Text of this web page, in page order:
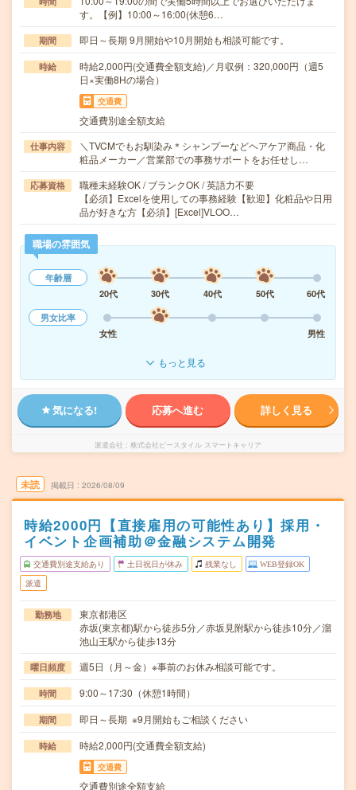
す。【例】10:00～16:00(休憩6…
期間 即日～長期 9月開始や10月開始も相談可能です。
時給
時給2,000円(交通費全額支給)／月収例：320,000円（週5
日×実働8Hの場合）
交通費
交通費別途全額支給
仕事内容
＼TVCMでもお馴染み＊シャンプーなどヘアケア商品・化
粧品メーカー／営業部での事務サポートをお任せし…
応募資格
職種未経験OK / ブランクOK / 英語力不要
【必須】Excelを使用しての事務経験【歓迎】化粧品や日用
品が好きな方【必須】[Excel]VLOO…
職場の雰囲気
年齢層
20代
30代 40代 50代
60代
男女比率
女性
男性
もっと見る
気になる! 応募へ進む 詳しく見る
派遣会社 株式会社ビースタイル スマートキャリア
未読 掲載日 2026/08/09
時給2000円【直接雇用の可能性あり】採用・
イベント企画補助＠金融システム開発
交通費別途支給あり 土日祝日が休み 残業なし WEB登録OK
派遣
勤務地
東京都港区
赤坂(東京都)駅から徒歩5分／赤坂見附駅から徒歩10分／溜
池山王駅から徒歩13分
曜日頻度 週5日（月～金）※事前のお休み相談可能です。
時間 9:00～17:30（休憩1時間）
期間 即日～長期 ※9月開始もご相談ください
時給 時給2,000円(交通費全額支給)
交通費
交通費別途全額支給